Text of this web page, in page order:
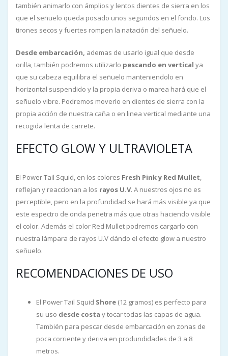
también animarlo con ámplios y lentos dientes de sierra en los
que el señuelo queda posado unos segundos en el fondo. Los
tirones secos y fuertes rompen la natación del señuelo.
Desde embarcación, ademas de usarlo igual que desde
orilla, también podremos utilizarlo pescando en vertical ya
que su cabeza equilibra el señuelo manteniendolo en
horizontal suspendido y la propia deriva o marea hará que el
señuelo vibre. Podremos moverlo en dientes de sierra con la
propia acción de nuestra caña o en linea vertical mediante una
recogida lenta de carrete.
EFECTO GLOW Y ULTRAVIOLETA
El Power Tail Squid, en los colores Fresh Pink y Red Mullet
reflejan y reaccionan a los rayos U.V. A nuestros ojos no es
perceptible, pero en la profundidad se hará más visible ya que
este espectro de onda penetra más que otras haciendo visible
el color. Además el color Red Mullet podremos cargarlo con
nuestra lámpara de rayos U.V dándo el efecto glow a nuestro
señuelo.
RECOMENDACIONES DE USO
El Power Tail Squid Shore (12 gramos) es perfecto para
su uso desde costa y tocar todas las capas de agua.
También para pescar desde embarcación en zonas de
poca corriente y deriva en produndidades de 3 a 8
metros.